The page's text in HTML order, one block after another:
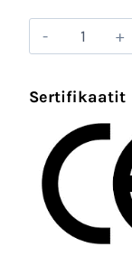
1",
2034Nm
–
määrä
Sertifikaatit